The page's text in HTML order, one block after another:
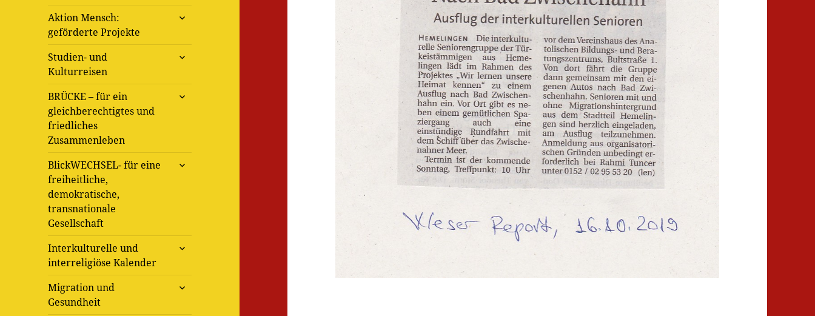
Aktion Mensch:
geförderte Projekte
untermenü
Studien- und
Kulturreisen
untermenü
BRÜCKE – für ein
gleichberechtigtes und
friedliches
Zusammenleben
untermenü
BlickWECHSEL- für eine
freiheitliche,
demokratische,
transnationale
Gesellschaft
untermenü
Interkulturelle und
interreligiöse Kalender
untermenü
Migration und
Gesundheit
untermenü